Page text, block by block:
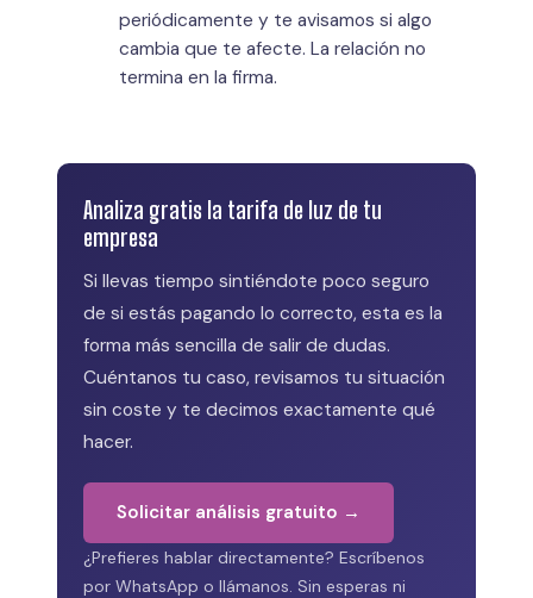
periódicamente y te avisamos si algo
cambia que te afecte. La relación no
termina en la firma.
Analiza gratis la tarifa de luz de tu
empresa
Si llevas tiempo sintiéndote poco seguro
de si estás pagando lo correcto, esta es la
forma más sencilla de salir de dudas.
Cuéntanos tu caso, revisamos tu situación
sin coste y te decimos exactamente qué
hacer.
Solicitar análisis gratuito →
¿Prefieres hablar directamente? Escríbenos
por WhatsApp o llámanos. Sin esperas ni